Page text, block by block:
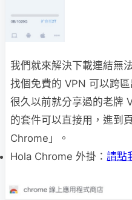
我們就來解決下載連結無
找個免費的 VPN 可以跨
很久以前就分享過的老牌
的套件可以直接用，進到
Chrome」。
Hola Chrome 外掛： 請點